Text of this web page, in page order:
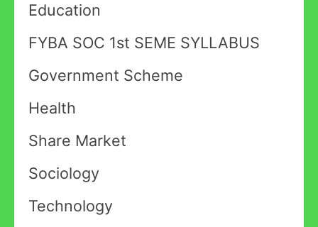
Education
FYBA SOC 1st SEME SYLLABUS
Government Scheme
Health
Share Market
Sociology
Technology